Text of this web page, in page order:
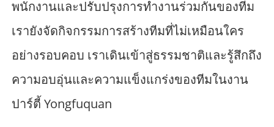
พนักงานและปรับปรุงการทำงานร่วมกันของทีม
เรายังจัดกิจกรรมการสร้างทีมที่ไม่เหมือนใคร
อย่างรอบคอบ เราเดินเข้าสู่ธรรมชาติและรู้สึกถึง
ความอบอุ่นและความแข็งแกร่งของทีมในงาน
ปาร์ตี้ Yongfuquan